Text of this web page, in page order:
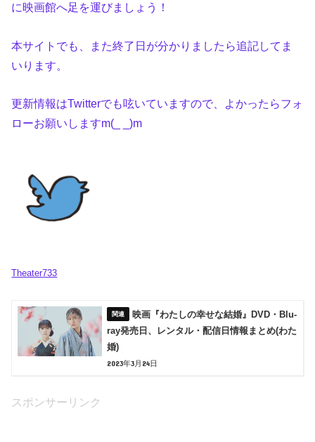
に映画館へ足を運びましょう！
本サイトでも、また終了日が分かりましたら追記してま
いります。
更新情報はTwitterでも呟いていますので、よかったらフォ
ローお願いしますm(_ _)m
Theater733
映画『わたしの幸せな結婚』DVD・Blu-
ray発売日、レンタル・配信日情報まとめ(わた
婚)
2023年3月24日
スポンサーリンク